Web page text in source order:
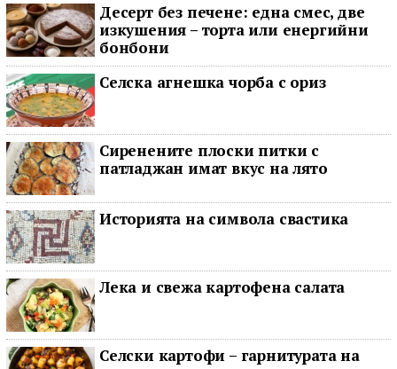
Десерт без печене: една смес, две
изкушения – торта или енергийни
бонбони
Селска агнешка чорба с ориз
Сиренените плоски питки с
патладжан имат вкус на лято
Историята на символа свастика
Лека и свежа картофена салата
Селски картофи – гарнитурата на